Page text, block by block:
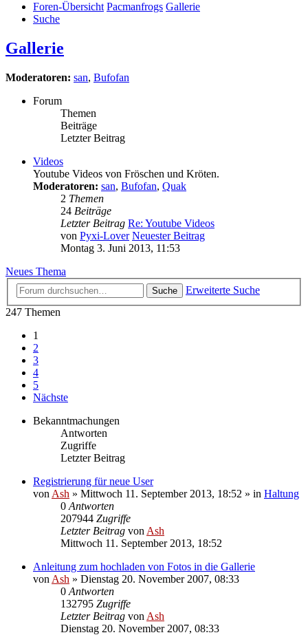
Foren-Übersicht Pacmanfrogs Gallerie
Suche
Gallerie
Moderatoren: san, Bufofan
Forum
Themen
Beiträge
Letzter Beitrag
Videos
Youtube Videos von Fröschen und Kröten.
Moderatoren: san, Bufofan, Quak
2 Themen
24 Beiträge
Letzter Beitrag Re: Youtube Videos
von Pyxi-Lover Neuester Beitrag
Montag 3. Juni 2013, 11:53
Neues Thema
Suche
Erweiterte Suche
247 Themen
1
2
3
4
5
Nächste
Bekanntmachungen
Antworten
Zugriffe
Letzter Beitrag
Registrierung für neue User
von Ash » Mittwoch 11. September 2013, 18:52 » in Haltung
0 Antworten
207944 Zugriffe
Letzter Beitrag von Ash
Mittwoch 11. September 2013, 18:52
Anleitung zum hochladen von Fotos in die Gallerie
von Ash » Dienstag 20. November 2007, 08:33
0 Antworten
132795 Zugriffe
Letzter Beitrag von Ash
Dienstag 20. November 2007, 08:33